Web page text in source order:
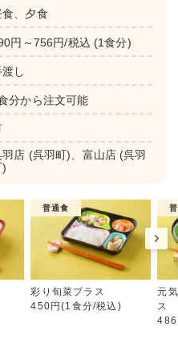
食、夕食
円～756円/税込 (1食分)
し
分から注文可能
羽店 (呉羽町)、 富山店(呉羽
)
普通食
彩り旬菜プラス
450円(1食分/税込)
元
ス